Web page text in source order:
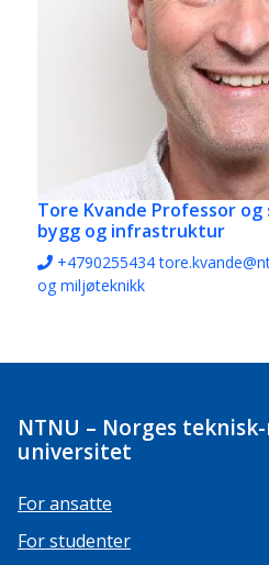
Tore Kvande Professor
bygg og infrastruktur
+4790255434
og miljøteknikk
NTNU – Norges
universitet
For ansatte
For studenter